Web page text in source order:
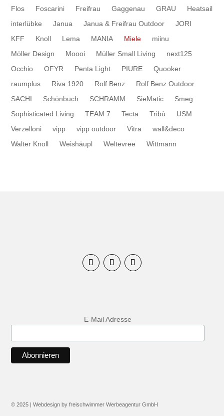
Flos
Foscarini Freifrau Gaggenau GRAU
Heatsail
interlübke
Janua Janua & Freifrau Outdoor
JORI
KFF
Knoll Lema MANIA Miele
miinu
Möller Design
Moooi Müller Small Living
next125
Occhio
OFYR Penta Light PIURE
Quooker
raumplus
Riva 1920 Rolf Benz
Rolf Benz Outdoor
SACHI
Schönbuch SCHRAMM SieMatic
Smeg
Sophisticated Living
TEAM 7 Tecta Tribù
USM
Verzelloni
vipp vipp outdoor Vitra
wall&deco
Walter Knoll
Weishäupl Weltevree Wittmann
E-Mail Adresse
© 2025 | Webdesign by freischwimmer Werbeagentur GmbH